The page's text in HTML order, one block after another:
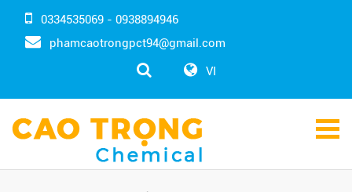
0334535069 - 0938894946
phamcaotrongpct94@gmail.com
VI